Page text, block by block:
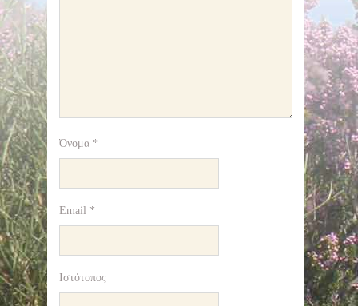
Όνομα *
Email *
Ιστότοπος